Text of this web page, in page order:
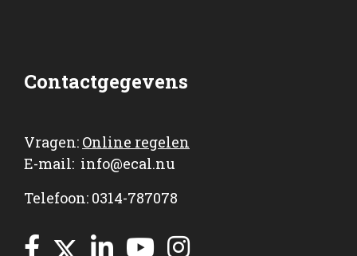
Contactgegevens
Vragen: Online regelen
E-mail: info@ecal.nu
Telefoon: 0314-787078